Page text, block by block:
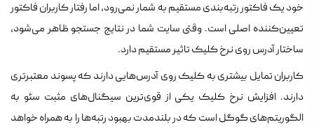
خود یک فاکتور رتبه‌بندی مستقیم به شمار نمی‌رود، اما رفتار کاربران فاکتور
تعیین‌کننده اصلی است. وقتی سایت شما در نتایج جستجو ظاهر می‌شود،
ساختار آدرس روی نرخ کلیک تاثیر مستقیم دارد.
کاربران تمایل بیشتری به کلیک روی آدرس‌هایی دارند که پسوند معتبرتری
دارند. افزایش نرخ کلیک یکی از قوی‌ترین سیگنال‌های مثبت سئو به
الگوریتم‌های گوگل است که در بلندمدت بهبود رتبه‌ها را به همراه خواهد